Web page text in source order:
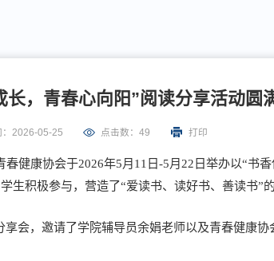
长，青春心向阳”阅读分享活动圆
：2026-05-25 点击数：49 打印
健康协会于2026年5月11日-5月22日举办以“书
生积极参与，营造了“爱读书、读好书、善读书”
会，邀请了学院辅导员余娟老师以及青春健康